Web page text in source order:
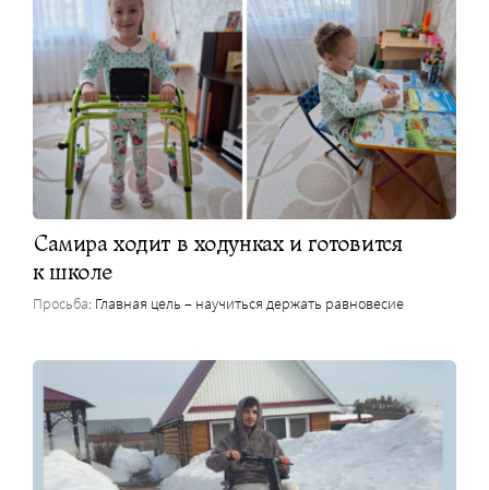
Самира ходит в ходунках и готовится
к школе
Просьба: Главная цель – научиться держать равновесие